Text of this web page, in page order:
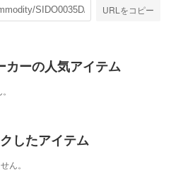
URLをコピー
カーの人気アイテム
したアイテム
ん。